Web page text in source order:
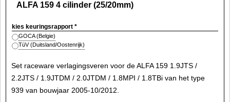
ALFA 159 4 cilinder (25/20mm)
kies keuringsrapport *
GOCA (Belgie)
TüV (Duitsland/Oostenrijk)
Set raceware verlagingsveren voor de ALFA 159 1.9JTS /
2.2JTS / 1.9JTDM / 2.0JTDM / 1.8MPI / 1.8TBi van het type
939 van bouwjaar 2005-10/2012.